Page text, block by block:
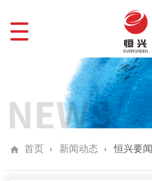
首页 新闻动态 恒兴要闻